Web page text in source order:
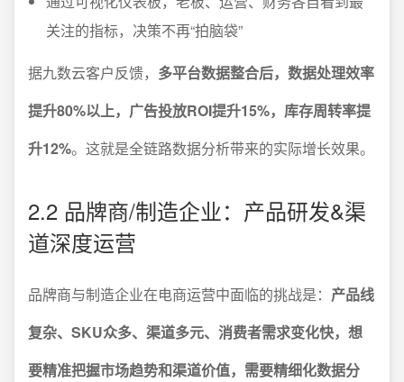
关注的指标，决策不再“拍脑袋”
据九数云客户反馈， 多平台数据整合后，数据处理效率
提升80%以上，广告投放ROI提升15%，库存周转率提
升12%。这就是全链路数据分析带来的实际增长效果。
2.2 品牌商/制造企业：产品研发&渠
道深度运营
品牌商与制造企业在电商运营中面临的挑战是： 产品线
复杂、SKU众多、渠道多元、消费者需求变化快，想
要精准把握市场趋势和渠道价值，需要精细化数据分